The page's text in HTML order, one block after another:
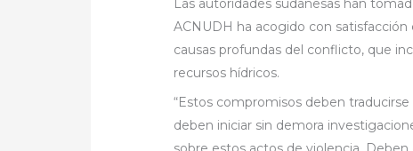
Las autoridades sudanesas han
ACNUDH ha acogido con
causas profundas del conflicto, que
recursos hídricos.
“Estos compromisos deben traducirse
deben iniciar sin demora